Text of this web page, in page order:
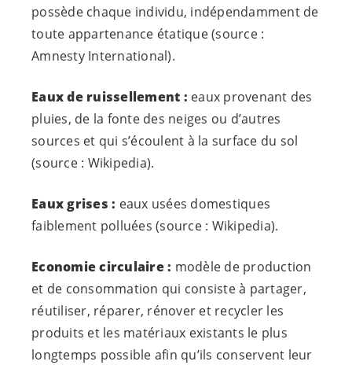
possède chaque individu, indépendamment de
toute appartenance étatique (source :
Amnesty International).
Eaux de ruissellement : eaux provenant des
pluies, de la fonte des neiges ou d’autres
sources et qui s’écoulent à la surface du sol
(source : Wikipedia).
Eaux grises : eaux usées domestiques
faiblement polluées (source : Wikipedia).
Economie circulaire : modèle de production
et de consommation qui consiste à partager,
réutiliser, réparer, rénover et recycler les
produits et les matériaux existants le plus
longtemps possible afin qu’ils conservent leur